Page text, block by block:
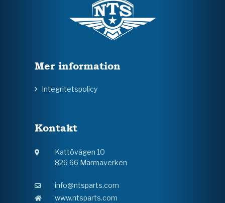
Mer information
Integritetspolicy
Kontakt
Kattövägen 10
826 66 Marmaverken
info@ntsparts.com
www.ntsparts.com